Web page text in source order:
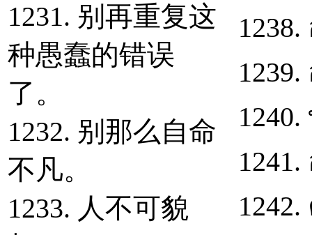
1231. 别再重复这
种愚蠢的错误
了。
1232. 别那么自命
不凡。
1233. 人不可貌